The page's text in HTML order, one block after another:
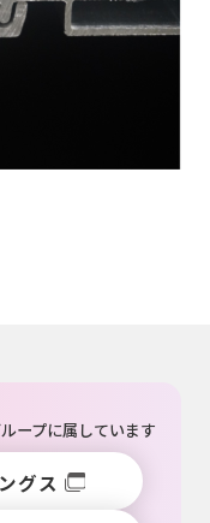
ープに属しています
グス